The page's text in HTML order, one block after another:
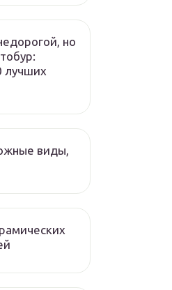
но
лучших
виды,